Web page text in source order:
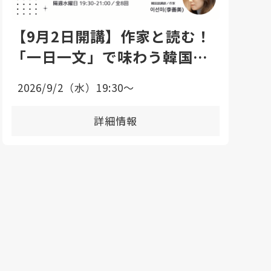
【9月2日開講】作家と読む！
「一日一文」で味わう韓国語
2026/9/2（水）19:30〜
詳細情報